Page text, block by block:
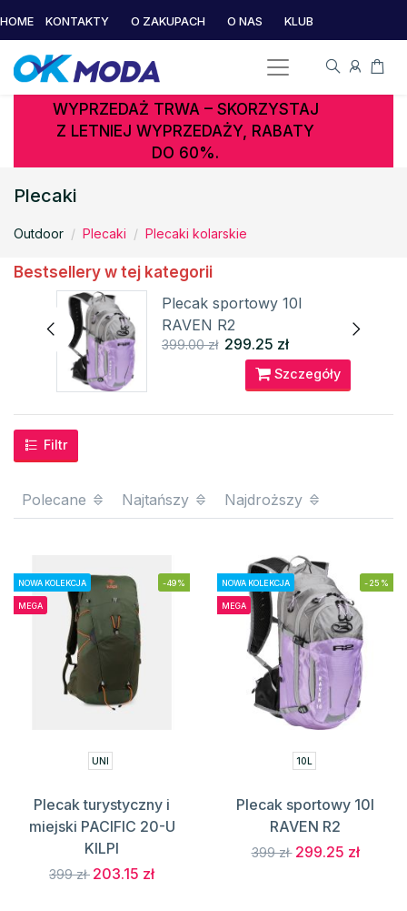
HOME KONTAKTY O ZAKUPACH O NAS KLUB
WYPRZEDAŻ TRWA – SKORZYSTAJ
Z LETNIEJ WYPRZEDAŻY, RABATY
DO 60%.
Plecaki
Outdoor Plecaki Plecaki kolarskie
Bestsellery w tej kategorii
Plecak sportowy 10l
RAVEN R2
399.00 zł 299.25 zł
Szczegóły
Filtr
Polecane Najtańszy Najdroższy
NOWA KOLEKCJA
MEGA
-49%
UNI
Plecak turystyczny i
miejski PACIFIC 20-U
KILPI
399 zł 203.15 zł
NOWA KOLEKCJA
MEGA
-25%
10L
Plecak sportowy 10l
RAVEN R2
399 zł 299.25 zł